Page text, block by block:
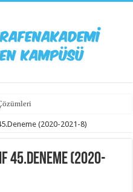
(2020-2021-8)
45.Deneme (2020-